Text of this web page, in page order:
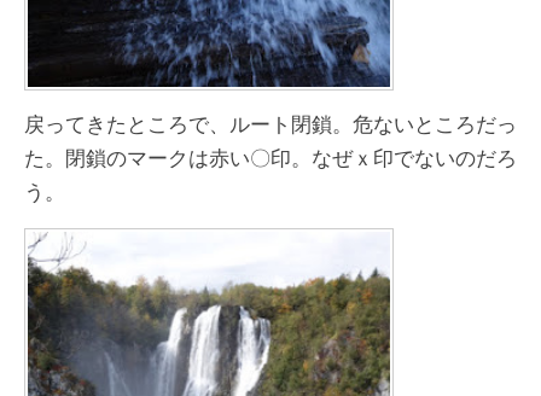
戻ってきたところで、ルート閉鎖。危ないところだっ
た。閉鎖のマークは赤い〇印。なぜｘ印でないのだろ
う。